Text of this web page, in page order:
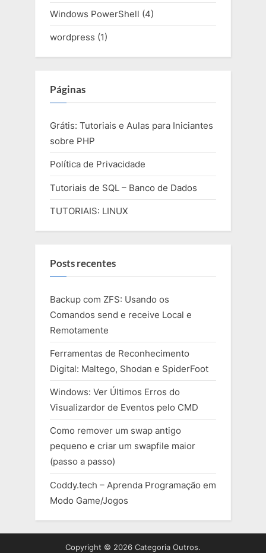
Windows PowerShell (4)
wordpress (1)
Páginas
Grátis: Tutoriais e Aulas para Iniciantes
sobre PHP
Política de Privacidade
Tutoriais de SQL – Banco de Dados
TUTORIAIS: LINUX
Posts recentes
Backup com ZFS: Usando os
Comandos send e receive Local e
Remotamente
Ferramentas de Reconhecimento
Digital: Maltego, Shodan e SpiderFoot
Windows: Ver Últimos Erros do
Visualizardor de Eventos pelo CMD
Como remover um swap antigo
pequeno e criar um swapfile maior
(passo a passo)
Coddy.tech – Aprenda Programação em
Modo Game/Jogos
Copyright © 2026 Categoria Outros.